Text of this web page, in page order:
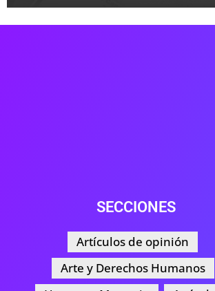
SECCIONES
Artículos de opinión
Arte y Derechos Humanos